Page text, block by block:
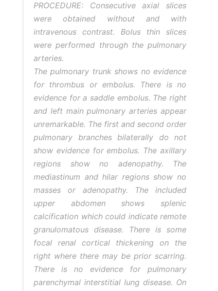
PROCEDURE: Consecutive axial slices
were obtained without and with
intravenous contrast. Bolus thin slices
were performed through the pulmonary
arteries.
The pulmonary trunk shows no evidence
for thrombus or embolus. There is no
evidence for a saddle embolus. The right
and left main pulmonary arteries appear
unremarkable. The first and second order
pulmonary branches bilaterally do not
show evidence for embolus. The axillary
regions show no adenopathy. The
mediastinum and hilar regions show no
masses or adenopathy. The included
upper abdomen shows splenic
calcification which could indicate remote
granulomatous disease. There is some
focal renal cortical thickening on the
right where there may be prior scarring.
There is no evidence for pulmonary
parenchymal interstitial lung disease. On